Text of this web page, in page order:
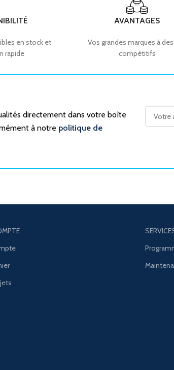
en stock et
rapide
AVANTAGES
Vos grandes marques à
compétitifs
directement dans votre boîte
à notre politique de